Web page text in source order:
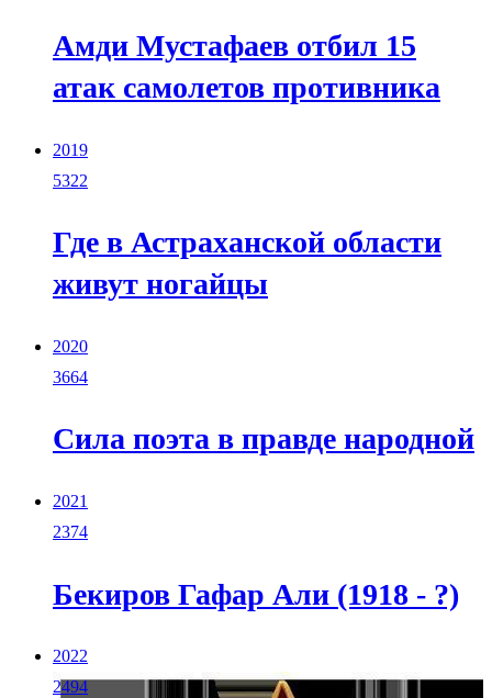
Амди Мустафаев отбил 15
атак самолетов противника
2019
5322
Где в Астраханской области
живут ногайцы
2020
3664
Сила поэта в правде народной
2021
2374
Бекиров Гафар Али (1918 - ?)
2022
2494